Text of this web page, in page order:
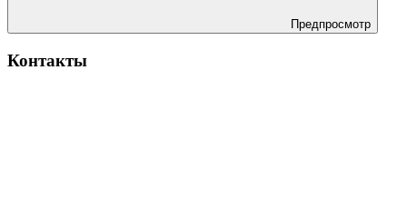
Предпросмотр
Контакты